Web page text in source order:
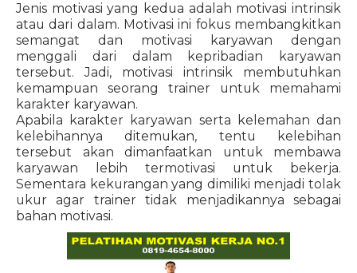
Jenis motivasi yang kedua adalah motivasi intrinsik
atau dari dalam. Motivasi ini fokus membangkitkan
semangat dan motivasi karyawan dengan
menggali dari dalam kepribadian karyawan
tersebut. Jadi, motivasi intrinsik membutuhkan
kemampuan seorang trainer untuk memahami
karakter karyawan.
Apabila karakter karyawan serta kelemahan dan
kelebihannya ditemukan, tentu kelebihan
tersebut akan dimanfaatkan untuk membawa
karyawan lebih termotivasi untuk bekerja.
Sementara kekurangan yang dimiliki menjadi tolak
ukur agar trainer tidak menjadikannya sebagai
bahan motivasi.